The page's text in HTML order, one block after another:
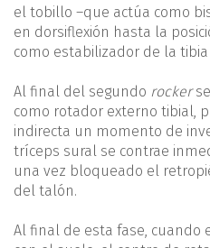
el tobillo –que actúa como
en dorsiflexión hasta la
como estabilizador de la
Al final del segundo rocker
como rotador externo tibial,
indirecta un momento de
tríceps sural se contrae
una vez bloqueado el
del talón.
Al final de esta fase, cuando